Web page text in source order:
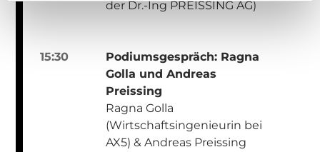
der Dr.-Ing PREISSING AG)
15:30
Podiumsgespräch: Ragna
Golla und Andreas
Preissing
Ragna Golla
(Wirtschaftsingenieurin bei
AX5) & Andreas Preissing